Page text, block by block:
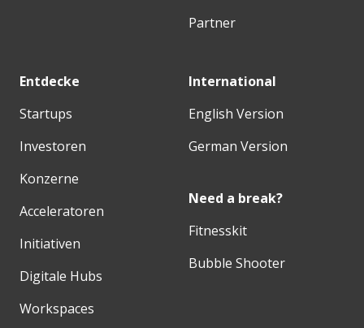
Partner
Entdecke
Startups
Investoren
Konzerne
Acceleratoren
Initiativen
Digitale Hubs
Workspaces
International
English Version
German Version
Need a break?
Fitnesskit
Bubble Shooter